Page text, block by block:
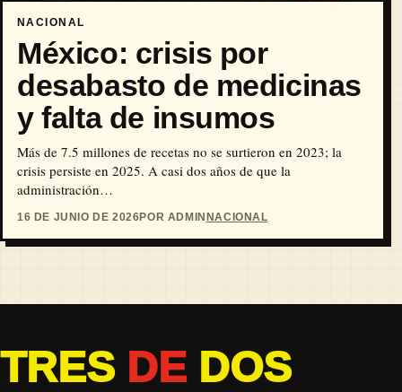
NACIONAL
México: crisis por
desabasto de medicinas
y falta de insumos
Más de 7.5 millones de recetas no se surtieron en 2023; la
crisis persiste en 2025. A casi dos años de que la
administración…
16 DE JUNIO DE 2026POR ADMINNACIONAL
TRES DEDOS